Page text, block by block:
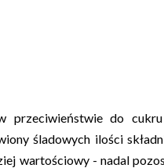
przeciwieństwie do cukru
śladowych ilości
wartościowy - nadal